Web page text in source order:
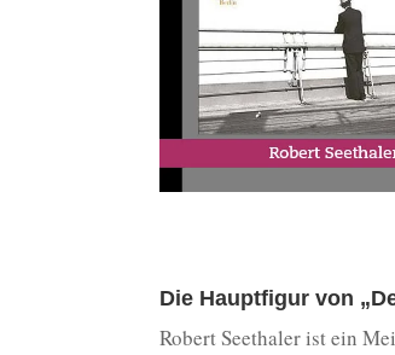
Die Hauptfigur von
Robert Seethaler ist ein